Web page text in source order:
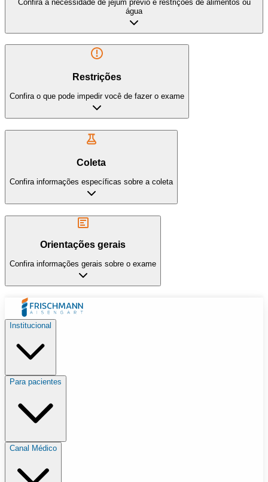
Confira a necessidade de jejum prévio e restrições de alimentos ou
água
Restrições
Confira o que pode impedir você de fazer o exame
Coleta
Confira informações específicas sobre a coleta
Orientações gerais
Confira informações gerais sobre o exame
Institucional
Para pacientes
Canal Médico